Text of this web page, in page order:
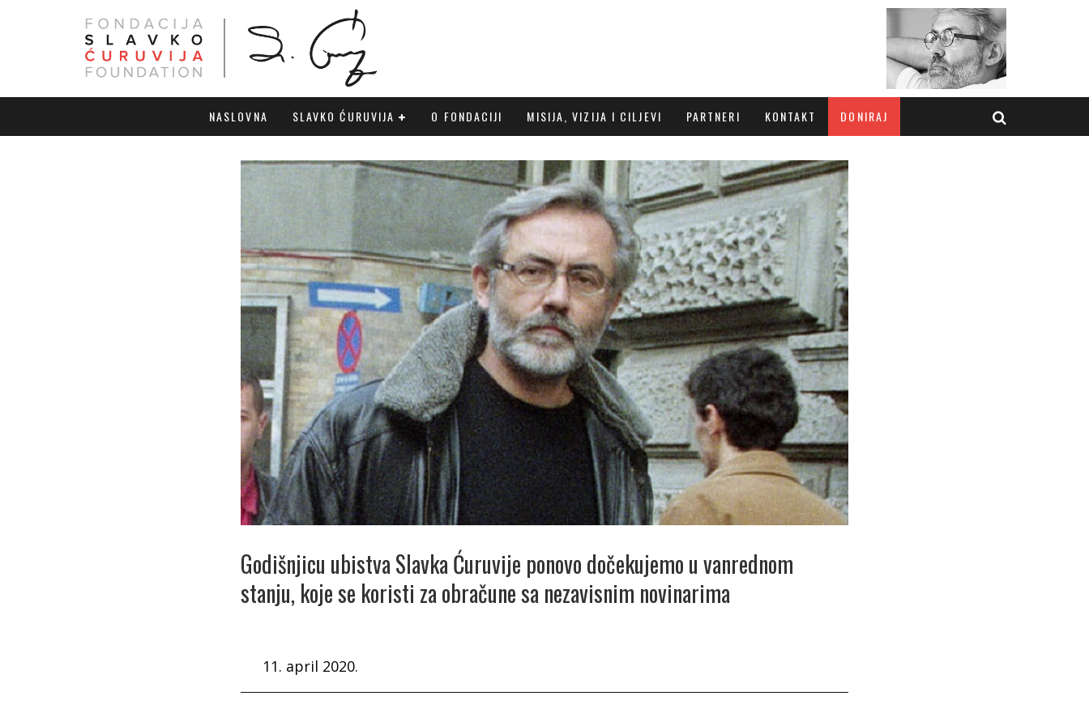
NASLOVNA SLAVKO ĆURUVIJA O FONDACIJI MISIJA, VIZIJA I CILJEVI PARTNERI KONTAKT DONIRAJ
Godišnjicu ubistva Slavka Ćuruvije ponovo dočekujemo u vanrednom
stanju, koje se koristi za obračune sa nezavisnim novinarima
11. april 2020.